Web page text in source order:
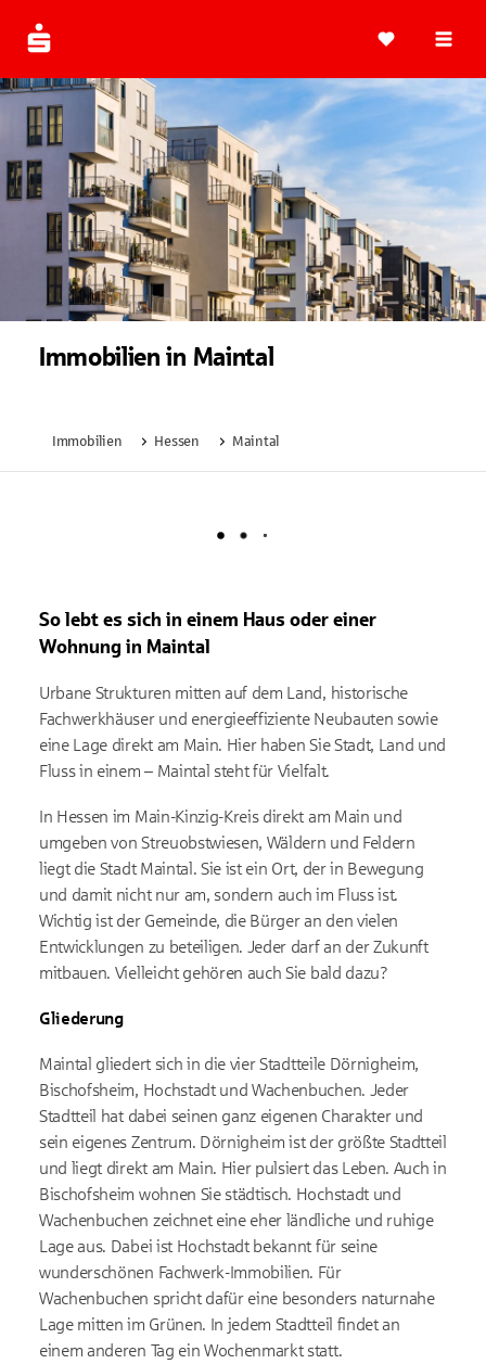
Immobilien in Maintal
Immobilien Hessen Maintal
So lebt es sich in einem Haus oder einer
Wohnung in Maintal
Urbane Strukturen mitten auf dem Land, historische
Fachwerkhäuser und energieeffiziente Neubauten sowie
eine Lage direkt am Main. Hier haben Sie Stadt, Land und
Fluss in einem – Maintal steht für Vielfalt.
In Hessen im Main-Kinzig-Kreis direkt am Main und
umgeben von Streuobstwiesen, Wäldern und Feldern
liegt die Stadt Maintal. Sie ist ein Ort, der in Bewegung
und damit nicht nur am, sondern auch im Fluss ist.
Wichtig ist der Gemeinde, die Bürger an den vielen
Entwicklungen zu beteiligen. Jeder darf an der Zukunft
mitbauen. Vielleicht gehören auch Sie bald dazu?
Gliederung
Maintal gliedert sich in die vier Stadtteile Dörnigheim,
Bischofsheim, Hochstadt und Wachenbuchen. Jeder
Stadtteil hat dabei seinen ganz eigenen Charakter und
sein eigenes Zentrum. Dörnigheim ist der größte Stadtteil
und liegt direkt am Main. Hier pulsiert das Leben. Auch in
Bischofsheim wohnen Sie städtisch. Hochstadt und
Wachenbuchen zeichnet eine eher ländliche und ruhige
Lage aus. Dabei ist Hochstadt bekannt für seine
wunderschönen Fachwerk-Immobilien. Für
Wachenbuchen spricht dafür eine besonders naturnahe
Lage mitten im Grünen. In jedem Stadtteil findet an
einem anderen Tag ein Wochenmarkt statt.